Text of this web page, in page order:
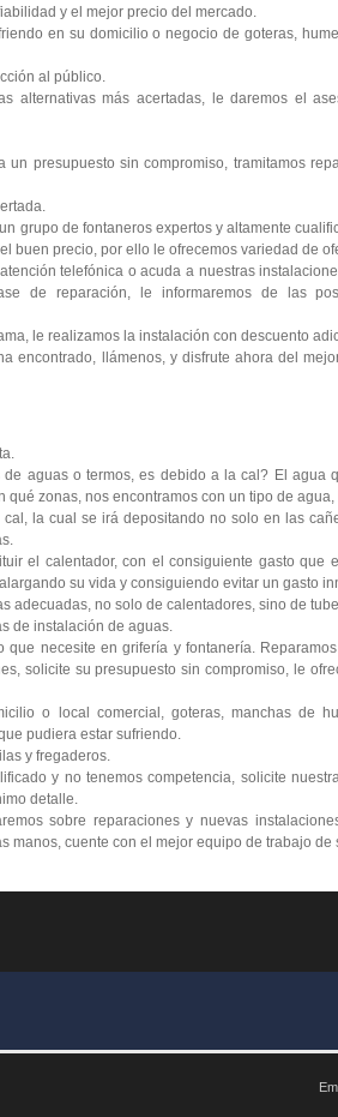
y el mejor precio del mercado.
en su domicilio o negocio de goteras,
al público.
alternativas más acertadas, le daremos el
presupuesto sin compromiso, tramitamos
grupo de fontaneros expertos y altamente
buen precio, por ello le ofrecemos variedad de
telefónica o acuda a nuestras
de reparación, le informaremos de las
le realizamos la instalación con descuento
encontrado, llámenos, y disfrute ahora del
aguas o termos, es debido a la cal? El agua
zonas, nos encontramos con un tipo de
la cual se irá depositando no solo en las
el calentador, con el consiguiente gasto que
su vida y consiguiendo evitar un gasto
adecuadas, no solo de calentadores, sino de
de instalación de aguas.
necesite en grifería y fontanería.
solicite su presupuesto sin compromiso, le
o local comercial, goteras, manchas de
pudiera estar sufriendo.
y fregaderos.
y no tenemos competencia, solicite
detalle.
sobre reparaciones y nuevas
manos, cuente con el mejor equipo de trabajo de